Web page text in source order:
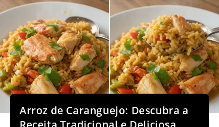
Arroz de Caranguejo: Descubra a